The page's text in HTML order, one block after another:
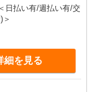
日払い有/週払い有/交
細を見る